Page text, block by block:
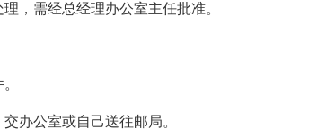
，需经总经理办公室主任批准。
办公室或自己送往邮局。